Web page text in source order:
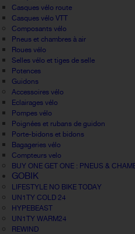
Casques vélo route
Casques vélo VTT
Composants vélo
Pneus et chambres à air
Roues vélo
Selles vélo et tiges de selle
Potences
Guidons
Accessoires vélo
Eclairages vélo
Pompes vélo
Poignées et rubans de guidon
Porte-bidons et bidons
Bagageries vélo
Compteurs velo
BUY ONE GET ONE : PNEUS &
GOBIK
LIFESTYLE NO BIKE TODAY
UN1TY COLD 24
HYPEBEAST
UN1TY WARM24
REWIND